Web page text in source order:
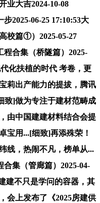
业大吉2024-10-08
2025-06-25 17:10:53大
校篇①）2025-05-27
程合集（桥隧篇）2025-
化扶植的时代 考卷，更
莉出产能力的提拔，腾讯
致]做为专注于建材范畴成
由中国建建材料结合会提
宝用...[细致]再添殊荣！
线，热闹不凡，榜单从...
集（管廊篇）2025-04-
建不只是学问的容器，其
会上发布了《2025房建供